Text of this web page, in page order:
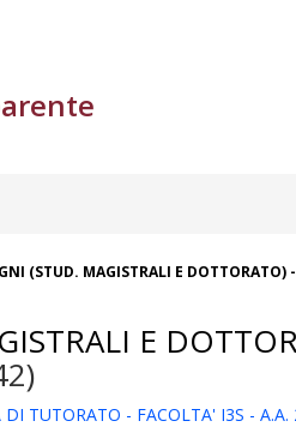
(STUD. MAGISTRALI E
E
TUTORATO - FACOLTA' I3S -